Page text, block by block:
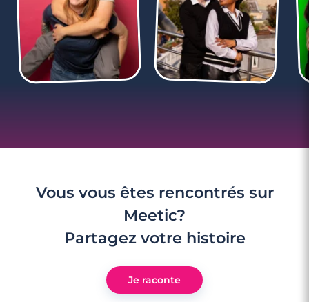
Vous vous êtes rencontrés sur
Meetic?
Partagez votre histoire
Je raconte